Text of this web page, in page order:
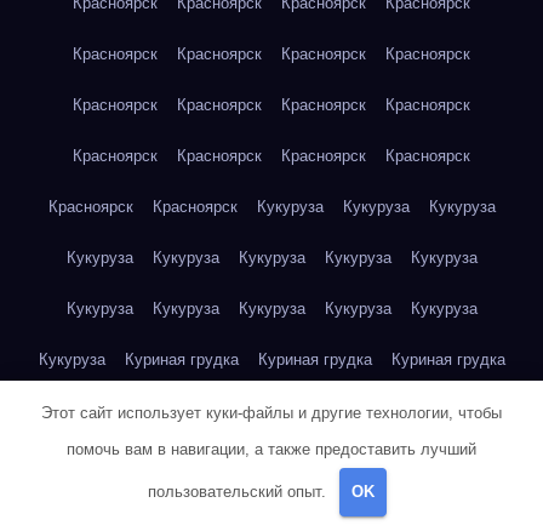
Красноярск Красноярск Красноярск Красноярск
Красноярск Красноярск Красноярск Красноярск
Красноярск Красноярск Красноярск Красноярск
Красноярск Красноярск Кукуруза Кукуруза Кукуруза
Кукуруза Кукуруза Кукуруза Кукуруза Кукуруза
Кукуруза Кукуруза Кукуруза Кукуруза Кукуруза
Кукуруза Куриная грудка Куриная грудка Куриная грудка
Куриная грудка Куриная грудка Куриная грудка
Куриная грудка Куриная грудка
Куриная грудка
Этот сайт использует куки-файлы и другие технологии, чтобы
помочь вам в навигации, а также предоставить лучший
пользовательский опыт. OK